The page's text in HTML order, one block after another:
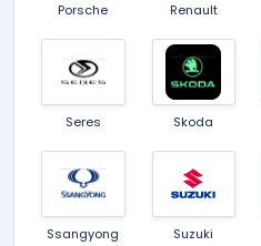
Porsche Renault
Seres Skoda
Ssangyong Suzuki